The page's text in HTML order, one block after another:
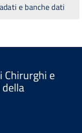
e banche dati
Chirurghi e